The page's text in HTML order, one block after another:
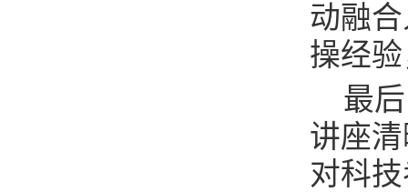
动融
操经
最
讲座
对科